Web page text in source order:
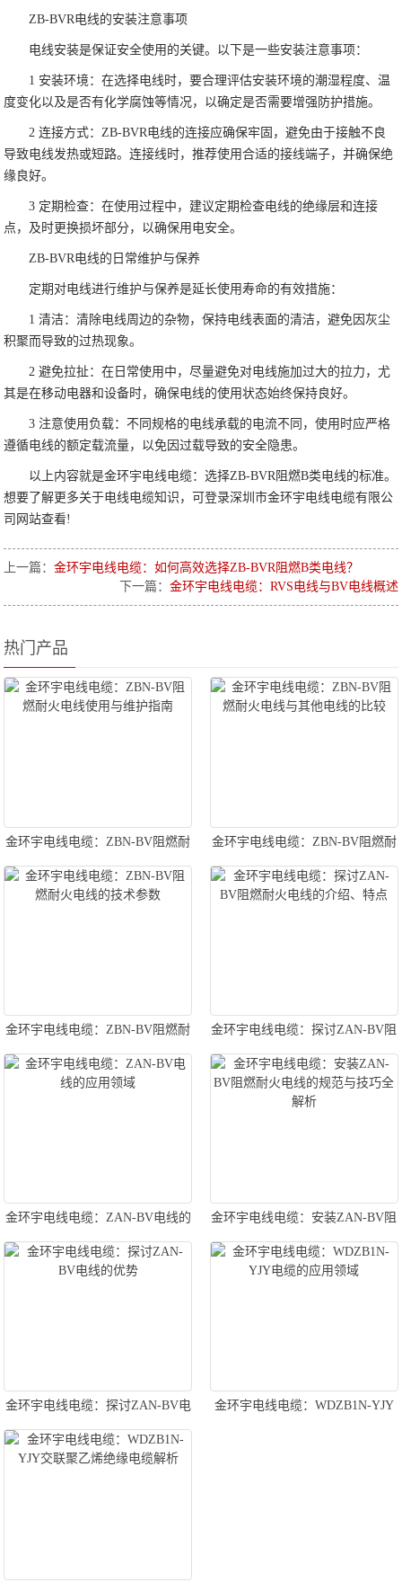
ZB-BVR电线的安装注意事项
电线安装是保证安全使用的关键。以下是一些安装注意事项：
1 安装环境：在选择电线时，要合理评估安装环境的潮湿程度、温
度变化以及是否有化学腐蚀等情况，以确定是否需要增强防护措施。
2 连接方式：ZB-BVR电线的连接应确保牢固，避免由于接触不良
导致电线发热或短路。连接线时，推荐使用合适的接线端子，并确保绝
缘良好。
3 定期检查：在使用过程中，建议定期检查电线的绝缘层和连接
点，及时更换损坏部分，以确保用电安全。
ZB-BVR电线的日常维护与保养
定期对电线进行维护与保养是延长使用寿命的有效措施：
1 清洁：清除电线周边的杂物，保持电线表面的清洁，避免因灰尘
积聚而导致的过热现象。
2 避免拉扯：在日常使用中，尽量避免对电线施加过大的拉力，尤
其是在移动电器和设备时，确保电线的使用状态始终保持良好。
3 注意使用负载：不同规格的电线承载的电流不同，使用时应严格
遵循电线的额定载流量，以免因过载导致的安全隐患。
以上内容就是金环宇电线电缆：选择ZB-BVR阻燃B类电线的标准。
想要了解更多关于电线电缆知识，可登录深圳市金环宇电线电缆有限公
司网站查看!
上一篇：金环宇电线电缆：如何高效选择ZB-BVR阻燃B类电线？
下一篇： 金环宇电线电缆：RVS电线与BV电线概述
热门产品
金环宇电线电缆：ZBN-BV阻燃耐
火电线使用与维护指南
金环宇电线电缆：ZBN-BV阻燃耐
火电线与其他电线的比较
金环宇电线电缆：ZBN-BV阻燃耐
火电线的技术参数
金环宇电线电缆：探讨ZAN-BV阻
燃耐火电线的介绍、特点
金环宇电线电缆：ZAN-BV电线的
应用领域
金环宇电线电缆：安装ZAN-BV阻
燃耐火电线的规范与技巧全解析
金环宇电线电缆：探讨ZAN-BV电
线的优势
金环宇电线电缆：WDZB1N-YJY